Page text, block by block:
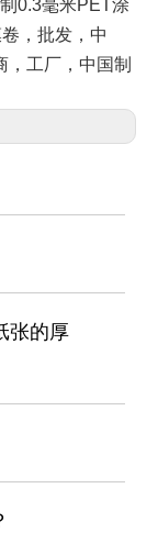
0.3毫米PET涂
，批发，中
，工厂，中国制
张的厚